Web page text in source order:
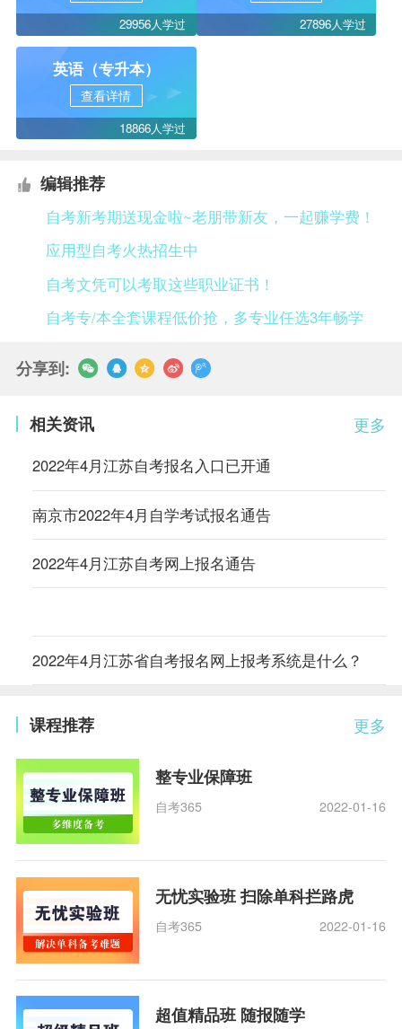
29956人学过 27896人学过
英语（专升本）
查看详情
18866人学过
编辑推荐
自考新考期送现金啦~老朋带新友，一起赚学费！
应用型自考火热招生中
自考文凭可以考取这些职业证书！
自考专/本全套课程低价抢，多专业任选3年畅学
分享到:
更多
相关资讯
2022年4月江苏自考报名入口已开通
南京市2022年4月自学考试报名通告
2022年4月江苏自考网上报名通告
2022年4月江苏省自考报名网上报考系统是什么？
更多
课程推荐
整专业保障班
自考365 2022-01-16
无忧实验班 扫除单科拦路虎
自考365 2022-01-16
超值精品班 随报随学